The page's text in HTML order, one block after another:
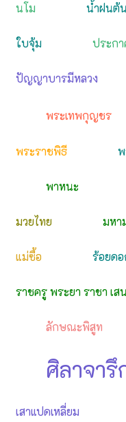
นโม น้ำฝนต้
ใบจุ้ม ประก
ปัญญาบารมีหลวง
พระเทพกุญชร
พระราชพิธี
พาหนะ
มวยไทย มหา
แม่ซื้อ ร้อยด
ราชครู พระยา ราชา เ
ลักษณะพิสูท
ศิลาจารึ
เสาแปดเหลี่ยม